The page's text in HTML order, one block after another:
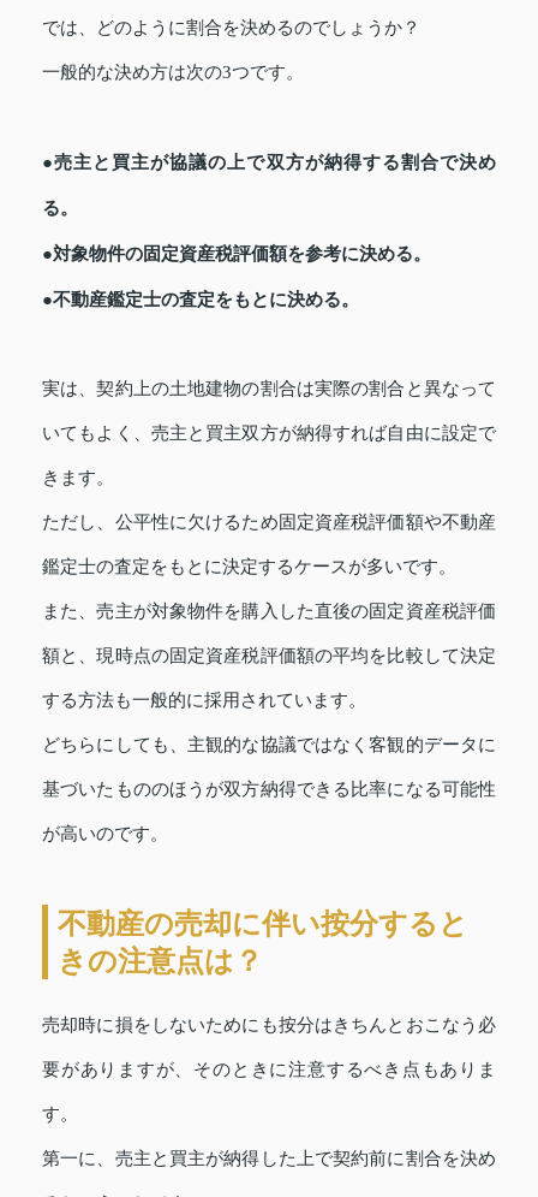
では、どのように割合を決めるのでしょうか？
一般的な決め方は次の3つです。
●売主と買主が協議の上で双方が納得する割合で決め
る。
●対象物件の固定資産税評価額を参考に決める。
●不動産鑑定士の査定をもとに決める。
実は、契約上の土地建物の割合は実際の割合と異なって
いてもよく、売主と買主双方が納得すれば自由に設定で
きます。
ただし、公平性に欠けるため固定資産税評価額や不動産
鑑定士の査定をもとに決定するケースが多いです。
また、売主が対象物件を購入した直後の固定資産税評価
額と、現時点の固定資産税評価額の平均を比較して決定
する方法も一般的に採用されています。
どちらにしても、主観的な協議ではなく客観的データに
基づいたもののほうが双方納得できる比率になる可能性
が高いのです。
不動産の売却に伴い按分すると
きの注意点は？
売却時に損をしないためにも按分はきちんとおこなう必
要がありますが、そのときに注意するべき点もありま
す。
第一に、売主と買主が納得した上で契約前に割合を決め